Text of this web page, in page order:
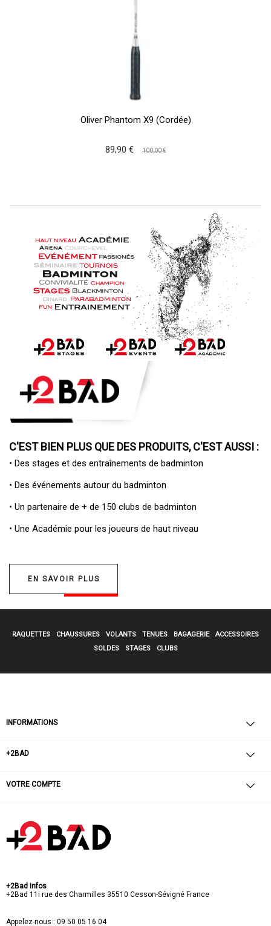
Oliver Phantom X9 (Cordée)
89,90 € 100,00 €
C'EST BIEN PLUS QUE DES PRODUITS, C'EST AUSSI :
• Des stages et des entraînements de badminton
• Des événements autour du badminton
• Un partenaire de + de 150 clubs de badminton
• Une Académie pour les joueurs de haut niveau
EN SAVOIR PLUS
RAQUETTES CHAUSSURES VOLANTS TENUES BAGAGERIE
ACCESSOIRES
SOLDES
STAGES CLUBS
INFORMATIONS
+2BAD
VOTRE COMPTE
+2Bad infos
+2Bad 11i rue des Charmilles 35510 Cesson-Sévigné France
Appelez-nous : 09 50 05 16 04